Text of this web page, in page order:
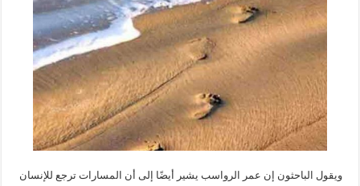
ويقول الباحثون إن عمر الرواسب يشير أيضًا إلى أن المسارات ترجع للإنسان